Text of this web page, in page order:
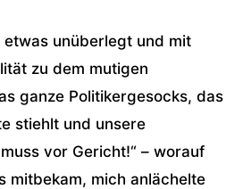
unüberlegt und mit
zu dem mutigen
ganze Politikergesocks, das
stiehlt und unsere
vor Gericht!“ – worauf
mitbekam, mich anlächelte